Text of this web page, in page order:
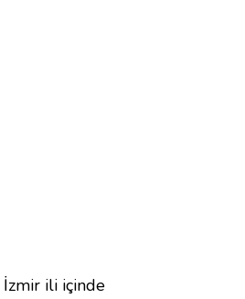
İzmir ili içinde